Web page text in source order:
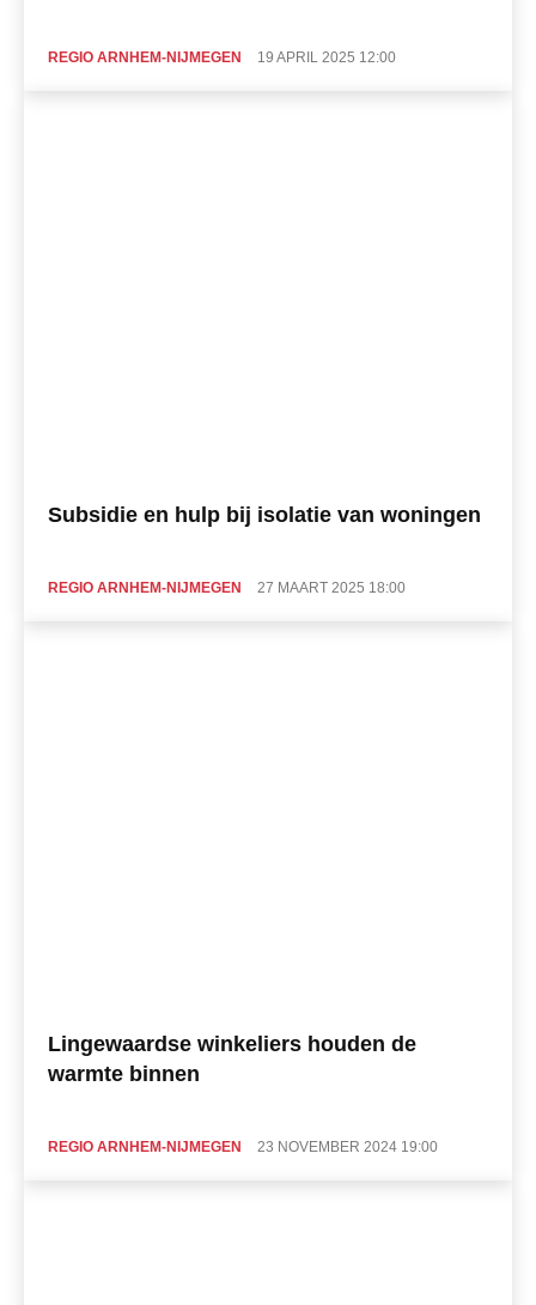
REGIO ARNHEM-NIJMEGEN 19 APRIL 2025 12:00
Subsidie en hulp bij isolatie van woningen
REGIO ARNHEM-NIJMEGEN 27 MAART 2025 18:00
Lingewaardse winkeliers houden de
warmte binnen
REGIO ARNHEM-NIJMEGEN 23 NOVEMBER 2024 19:00